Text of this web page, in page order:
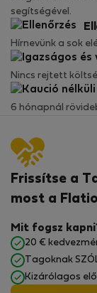
segítségével.
Hírnevünk a sok
Nincs rejtett
6 hónapnál
Frissítse a
most a
Mit fogsz
20 €
Tagoknak
Kizárólagos